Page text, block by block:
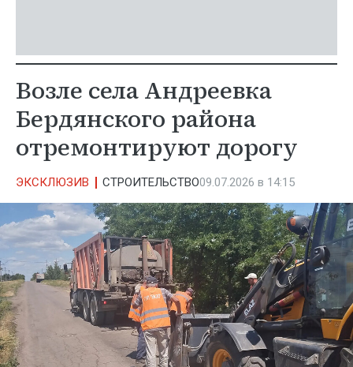
Возле села Андреевка
Бердянского района
отремонтируют дорогу
ЭКСКЛЮЗИВ СТРОИТЕЛЬСТВО09.07.2026 в 14:15